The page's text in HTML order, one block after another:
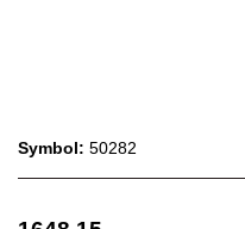
Symbol: 50282